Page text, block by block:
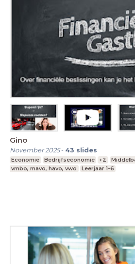
Gino
November 2025- 43 slides
Economie Bedrijfseconomie +2
vmbo, mavo, havo, vwo
Leerjaar 1-6